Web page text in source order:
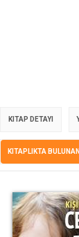
KITAP DETAYI
KITAPLIKTA